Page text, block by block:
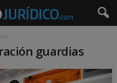
guardias